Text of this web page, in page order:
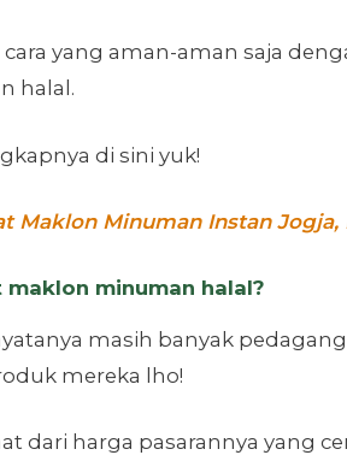
yang aman-aman saja
halal.
di sini yuk!
Maklon Minuman Instan Jogja,
minuman halal?
masih banyak
mereka lho!
dari harga pasarannya yang